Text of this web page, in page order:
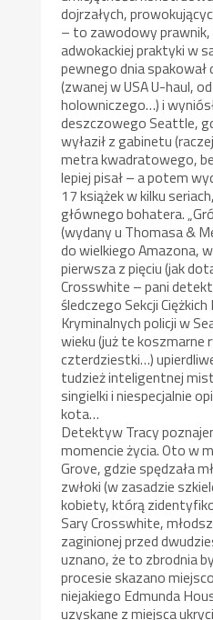
dojrzałych,
– to zawodowy
adwokackiej praktyki w
pewnego dnia
(zwanej w USA U-haul,
holowniczego…) i
deszczowego Seattle,
wyłaził z gabinetu
metra kwadratowego,
lepiej pisał – a potem
17 książek w kilku
głównego bohatera.
(wydany u Thomasa &
do wielkiego Amazona,
pierwsza z pięciu (jak
Crosswhite – pani
śledczego Sekcji
Kryminalnych policji w
wieku (już te koszmarne
czterdziestki…)
tudzież inteligentnej
singielki i niespecjalnie
kota…
Detektyw Tracy
momencie życia. Oto w
Grove, gdzie spędzała
zwłoki (w zasadzie
kobiety, którą
Sary Crosswhite,
zaginionej przed
uznano, że to zbrodnia
procesie skazano
niejakiego Edmunda
uzyskane z miejsca